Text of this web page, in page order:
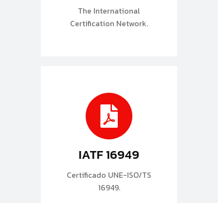
The International
Certification Network.
IATF 16949
Certificado UNE-ISO/TS
16949.